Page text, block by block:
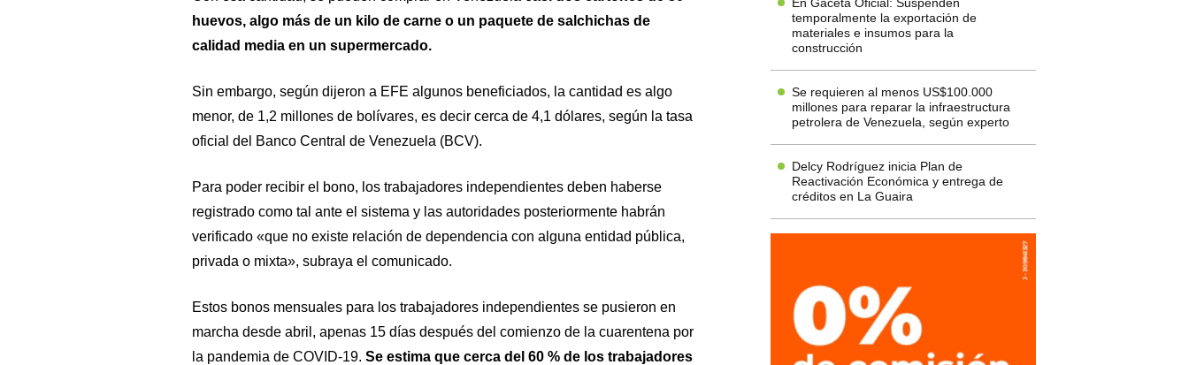
huevos, algo más de un kilo de carne o un paquete de salchichas de
calidad media en un supermercado.
Sin embargo, según dijeron a EFE algunos beneficiados, la cantidad es algo
menor, de 1,2 millones de bolívares, es decir cerca de 4,1 dólares, según la tasa
oficial del Banco Central de Venezuela (BCV).
Para poder recibir el bono, los trabajadores independientes deben haberse
registrado como tal ante el sistema y las autoridades posteriormente habrán
verificado «que no existe relación de dependencia con alguna entidad pública,
privada o mixta», subraya el comunicado.
Estos bonos mensuales para los trabajadores independientes se pusieron en
marcha desde abril, apenas 15 días después del comienzo de la cuarentena por
la pandemia de COVID-19. Se estima que cerca del 60 % de los trabajadores
temporalmente la exportación de
materiales e insumos para la
construcción
Se requieren al menos US$100.000
millones para reparar la infraestructura
petrolera de Venezuela, según experto
Delcy Rodríguez inicia Plan de
Reactivación Económica y entrega de
créditos en La Guaira